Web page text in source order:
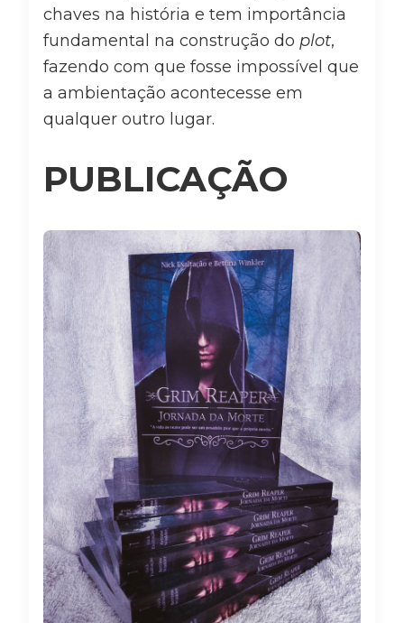
chaves na história e tem importância
fundamental na construção do plot,
fazendo com que fosse impossível que
a ambientação acontecesse em
qualquer outro lugar.
PUBLICAÇÃO